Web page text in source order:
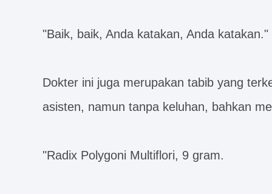
"Baik, baik, Anda katakan, Anda katakan."
Dokter ini juga merupakan tabib yang
asisten, namun tanpa keluhan, bahkan
"Radix Polygoni Multiflori, 9 gram.